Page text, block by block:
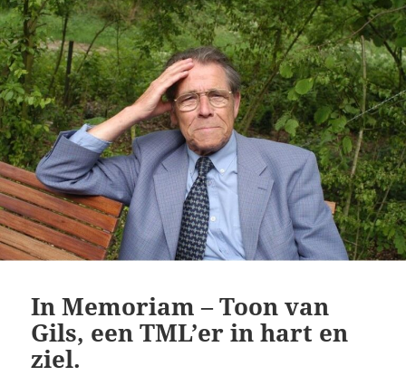
In Memoriam – Toon van
Gils, een TML’er in hart en
ziel.